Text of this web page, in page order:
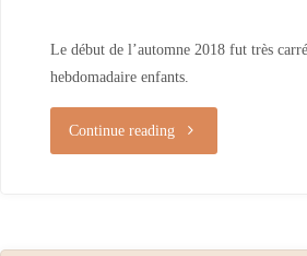
Le début de l’automne 2018 fut très
hebdomadaire enfants.
Continue reading« Du